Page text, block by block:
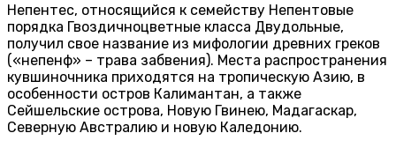
Непентес, относящийся к семейству Непентовые
порядка Гвоздичноцветные класса Двудольные,
получил свое название из мифологии древних греков
(«непенф» – трава забвения). Места распространения
кувшиночника приходятся на тропическую Азию, в
особенности остров Калимантан, а также
Сейшельские острова, Новую Гвинею, Мадагаскар,
Северную Австралию и новую Каледонию.